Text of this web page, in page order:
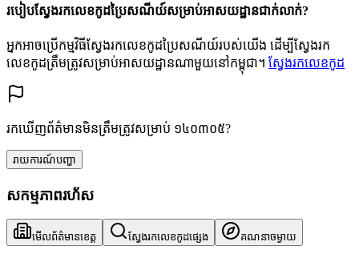
របៀបស្វែងរកលេខកូដប្រៃសណីយ៍សម្រាប់អាសយដ្ឋានជាក់លាក់?
អ្នកអាចប្រើកម្មវិធីស្វែងរកលេខកូដប្រៃសណីយ៍របស់យើង ដើម្បីស្វែងរក
លេខកូដត្រឹមត្រូវសម្រាប់អាសយដ្ឋានណាមួយនៅកម្ពុជា។ ស្វែងរកលេខកូដ
រកឃើញព័ត៌មានមិនត្រឹមត្រូវសម្រាប់ ១៤០៣០៥?
រាយការណ៍បញ្ហា
សកម្មភាពរហ័ស
មើលព័ត៌មានខេត្ត ស្វែងរកលេខកូដផ្សេង គណនាចម្ងាយ